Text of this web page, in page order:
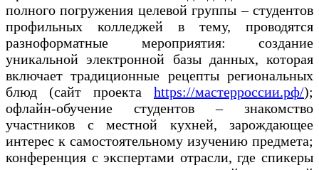
полного погружения целевой группы – студентов
профильных колледжей в тему, проводятся
разноформатные мероприятия: создание
уникальной электронной базы данных, которая
включает традиционные рецепты региональных
блюд (сайт проекта https://мастерроссии.рф/);
офлайн-обучение студентов – знакомство
участников с местной кухней, зарождающее
интерес к самостоятельному изучению предмета;
конференция с экспертами отрасли, где спикеры